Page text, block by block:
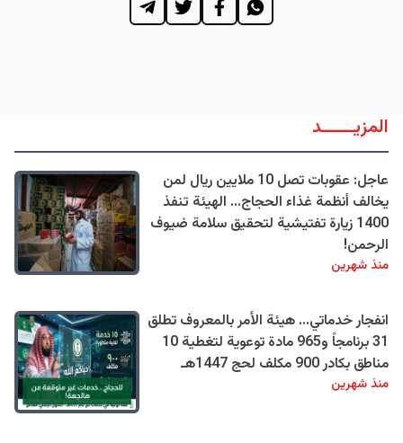
المزيــــــد
عاجل: عقوبات تصل 10 ملايين ريال لمن
يخالف أنظمة غذاء الحجاج… الهيئة تنفذ
1400 زيارة تفتيشية لتحقيق سلامة ضيوف
الرحمن!
منذ شهرين
انفجار خدماتي… هيئة الأمر بالمعروف تطلق
31 برنامجاً و965 مادة توعوية لتغطية 10
مناطق بكادر 900 مكلف لحج 1447هـ
منذ شهرين